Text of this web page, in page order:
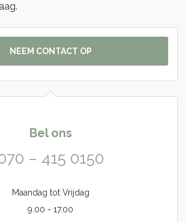
NEEM CONTACT OP
Bel ons
– 415 0150
Maandag tot Vrijdag
9.00 - 17.00